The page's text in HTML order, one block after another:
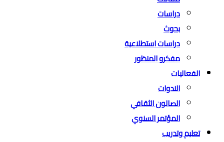
دراسات
بحوث
دراسات استطلاعية
مفكرو المنظور
الفعاليات
الندوات
الصالون الثقافي
المؤتمر السنوي
تعليم وتدريب